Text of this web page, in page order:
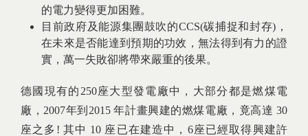
的電力變得更加困難。
目前政府及能源集團鼓吹的CCS(碳捕捉和封存)，
在未來是否能達到預期的功效，無法得到有力的證
實，萬一失敗卻將帶來嚴重的後果。
德國現有的250座大型發電廠中，大部分都是燃煤電
廠，2007年到2015 年計畫興建的燃煤電廠，竟高達 30
座之多! 其中 10 座已在建造中，6座已經取得興建許